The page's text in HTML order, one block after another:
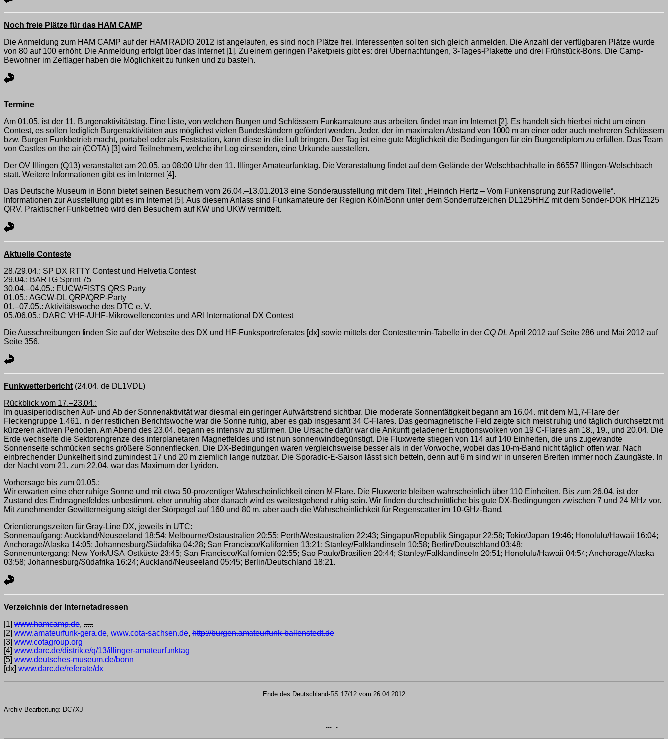
Noch freie Plätze für das HAM CAMP
Die Anmeldung zum HAM CAMP auf der HAM RADIO 2012 ist angelaufen, es sind noch Plätze frei. Interessenten sollten sich gleich anmelden. Die Anzahl der verfügbaren Plätze wurde
von 80 auf 100 erhöht. Die Anmeldung erfolgt über das Internet [1]. Zu einem geringen Paketpreis gibt es: drei Übernachtungen, 3-Tages-Plakette und drei Frühstück-Bons. Die Camp-
Bewohner im Zeltlager haben die Möglichkeit zu funken und zu basteln.
Termine
Am 01.05. ist der 11. Burgenaktivitätstag. Eine Liste, von welchen Burgen und Schlössern Funkamateure aus arbeiten, findet man im Internet [2]. Es handelt sich hierbei nicht um einen
Contest, es sollen lediglich Burgenaktivitäten aus möglichst vielen Bundesländern gefördert werden. Jeder, der im maximalen Abstand von 1000 m an einer oder auch mehreren Schlössern
bzw. Burgen Funkbetrieb macht, portabel oder als Feststation, kann diese in die Luft bringen. Der Tag ist eine gute Möglichkeit die Bedingungen für ein Burgendiplom zu erfüllen. Das Team
von Castles on the air (COTA) [3] wird Teilnehmern, welche ihr Log einsenden, eine Urkunde ausstellen.
Der OV Illingen (Q13) veranstaltet am 20.05. ab 08:00 Uhr den 11. Illinger Amateurfunktag. Die Veranstaltung findet auf dem Gelände der Welschbachhalle in 66557 Illingen-Welschbach
statt. Weitere Informationen gibt es im Internet [4].
Das Deutsche Museum in Bonn bietet seinen Besuchern vom 26.04.–13.01.2013 eine Sonderausstellung mit dem Titel: „Heinrich Hertz – Vom Funkensprung zur Radiowelle“.
Informationen zur Ausstellung gibt es im Internet [5]. Aus diesem Anlass sind Funkamateure der Region Köln/Bonn unter dem Sonderrufzeichen DL125HHZ mit dem Sonder-DOK HHZ125
QRV. Praktischer Funkbetrieb wird den Besuchern auf KW und UKW vermittelt.
Aktuelle Conteste
28./29.04.: SP DX RTTY Contest und Helvetia Contest
29.04.: BARTG Sprint 75
30.04.–04.05.: EUCW/FISTS QRS Party
01.05.: AGCW-DL QRP/QRP-Party
01.–07.05.: Aktivitätswoche des DTC e. V.
05./06.05.: DARC VHF-/UHF-Mikrowellencontes und ARI International DX Contest
Die Ausschreibungen finden Sie auf der Webseite des DX und HF-Funksportreferates [dx] sowie mittels der Contesttermin-Tabelle in der CQ DL April 2012 auf Seite 286 und Mai 2012 auf
Seite 356.
Funkwetterbericht (24.04. de DL1VDL)
Rückblick vom 17.–23.04.:
Im quasiperiodischen Auf- und Ab der Sonnenaktivität war diesmal ein geringer Aufwärtstrend sichtbar. Die moderate Sonnentätigkeit begann am 16.04. mit dem M1,7-Flare der
Fleckengruppe 1.461. In der restlichen Berichtswoche war die Sonne ruhig, aber es gab insgesamt 34 C-Flares. Das geomagnetische Feld zeigte sich meist ruhig und täglich durchsetzt mit
kürzeren aktiven Perioden. Am Abend des 23.04. begann es intensiv zu stürmen. Die Ursache dafür war die Ankunft geladener Eruptionswolken von 19 C-Flares am 18., 19., und 20.04. Die
Erde wechselte die Sektorengrenze des interplanetaren Magnetfeldes und ist nun sonnenwindbegünstigt. Die Fluxwerte stiegen von 114 auf 140 Einheiten, die uns zugewandte
Sonnenseite schmücken sechs größere Sonnenflecken. Die DX-Bedingungen waren vergleichsweise besser als in der Vorwoche, wobei das 10-m-Band nicht täglich offen war. Nach
einbrechender Dunkelheit sind zumindest 17 und 20 m ziemlich lange nutzbar. Die Sporadic-E-Saison lässt sich betteln, denn auf 6 m sind wir in unseren Breiten immer noch Zaungäste. In
der Nacht vom 21. zum 22.04. war das Maximum der Lyriden.
Vorhersage bis zum 01.05.:
Wir erwarten eine eher ruhige Sonne und mit etwa 50-prozentiger Wahrscheinlichkeit einen M-Flare. Die Fluxwerte bleiben wahrscheinlich über 110 Einheiten. Bis zum 26.04. ist der
Zustand des Erdmagnetfeldes unbestimmt, eher unruhig aber danach wird es weitestgehend ruhig sein. Wir finden durchschnittliche bis gute DX-Bedingungen zwischen 7 und 24 MHz vor.
Mit zunehmender Gewitterneigung steigt der Störpegel auf 160 und 80 m, aber auch die Wahrscheinlichkeit für Regenscatter im 10-GHz-Band.
Orientierungszeiten für Gray-Line DX, jeweils in UTC:
Sonnenaufgang: Auckland/Neuseeland 18:54; Melbourne/Ostaustralien 20:55; Perth/Westaustralien 22:43; Singapur/Republik Singapur 22:58; Tokio/Japan 19:46; Honolulu/Hawaii 16:04;
Anchorage/Alaska 14:05; Johannesburg/Südafrika 04:28; San Francisco/Kalifornien 13:21; Stanley/Falklandinseln 10:58; Berlin/Deutschland 03:48;
Sonnenuntergang: New York/USA-Ostküste 23:45; San Francisco/Kalifornien 02:55; Sao Paulo/Brasilien 20:44; Stanley/Falklandinseln 20:51; Honolulu/Hawaii 04:54; Anchorage/Alaska
03:58; Johannesburg/Südafrika 16:24; Auckland/Neuseeland 05:45; Berlin/Deutschland 18:21.
Verzeichnis der Internetadressen
[1] www.hamcamp.de, .....
[2] www.amateurfunk-gera.de, www.cota-sachsen.de, http://burgen.amateurfunk-ballenstedt.de
[3] www.cotagroup.org
[4] www.darc.de/distrikte/q/13/illinger-amateurfunktag
[5] www.deutsches-museum.de/bonn
[dx] www.darc.de/referate/dx
Ende des Deutschland-RS 17/12 vom 26.04.2012
Archiv-Bearbeitung: DC7XJ
..._._